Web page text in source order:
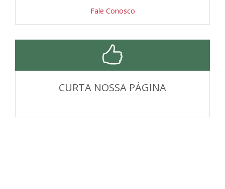
Fale Conosco
CURTA NOSSA PÁGINA